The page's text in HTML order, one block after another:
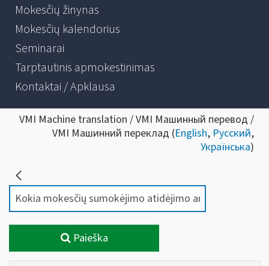
Mokesčių žinynas
Mokesčių kalendorius
Seminarai
Tarptautinis apmokestinimas
Kontaktai / Apklausa
VMI Machine translation / VMI Машинный перевод /
VMI Машинний переклад (English, Русский,
Українська)
Paieška